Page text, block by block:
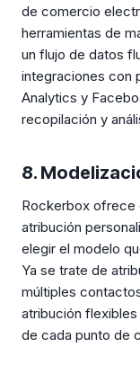
de comercio
herramientas de
un flujo de datos
integraciones con
Analytics y
recopilación y
8.
Rockerbox ofrece
atribución
elegir el modelo
Ya se trate de
múltiples
atribución
de cada punto de